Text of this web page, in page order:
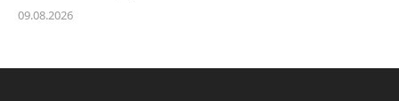
09.08.2026